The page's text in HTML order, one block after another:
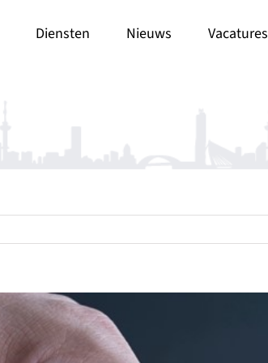
Diensten Nieuws Vacatures